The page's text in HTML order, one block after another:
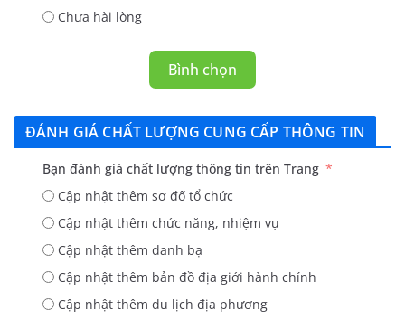
Chưa hài lòng
Bình chọn
ĐÁNH GIÁ CHẤT LƯỢNG CUNG CẤP THÔNG TIN
Bạn đánh giá chất lượng thông tin trên Trang
Cập nhật thêm sơ đố tổ chức
Cập nhật thêm chức năng, nhiệm vụ
Cập nhật thêm danh bạ
Cập nhật thêm bản đồ địa giới hành chính
Cập nhật thêm du lịch địa phương